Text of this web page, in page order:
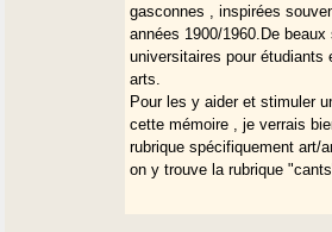
gasconnes , inspirées
années 1900/1960.De
universitaires pour étudiants
arts.
Pour les y aider et stimuler
cette mémoire , je verrais
rubrique spécifiquement art/
on y trouve la rubrique